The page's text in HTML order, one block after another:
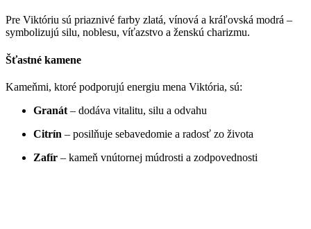
Pre Viktóriu sú priaznivé farby zlatá, vínová a kráľovská modrá –
symbolizujú silu, noblesu, víťazstvo a ženskú charizmu.
Šťastné kamene
Kameňmi, ktoré podporujú energiu mena Viktória, sú:
Granát – dodáva vitalitu, silu a odvahu
Citrín – posilňuje sebavedomie a radosť zo života
Zafír – kameň vnútornej múdrosti a zodpovednosti